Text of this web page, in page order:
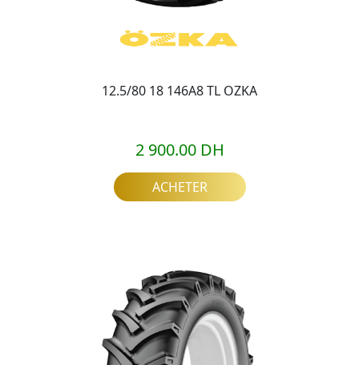
12.5/80 18 146A8 TL OZKA
2 900.00 DH
ACHETER